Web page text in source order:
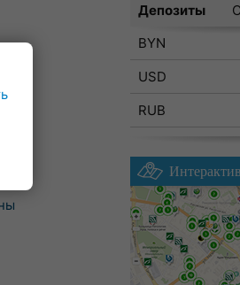
Депозиты
BYN
USD
RUB